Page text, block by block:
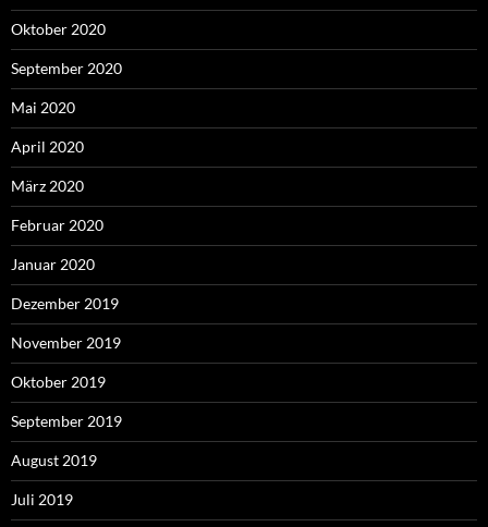
Oktober 2020
September 2020
Mai 2020
April 2020
März 2020
Februar 2020
Januar 2020
Dezember 2019
November 2019
Oktober 2019
September 2019
August 2019
Juli 2019